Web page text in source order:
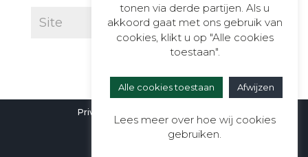
Privacyverklaring
tonen via derde partijen. Als u
akkoord gaat met ons gebruik van
cookies, klikt u op "Alle cookies
toestaan".
Alle cookies toestaan Afwijzen
Lees meer over hoe wij cookies
gebruiken.